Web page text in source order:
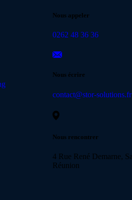
Nous appeler
0262 48 36 36
Nous écrire
contact@stor-solutions.fr
Nous rencontrer
4 Rue René Demarne,
Réunion